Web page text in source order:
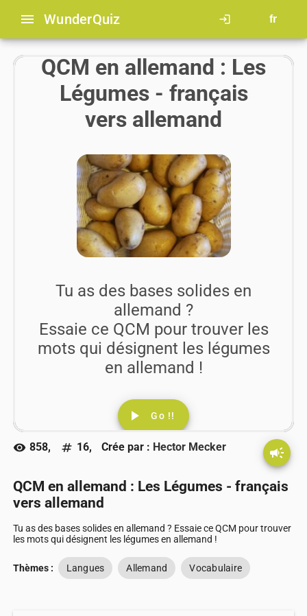
menu WunderQuiz login fr
QCM en allemand : Les
Légumes - français
vers allemand
Tu as des bases solides en
allemand ?
Essaie ce QCM pour trouver les
mots qui désignent les légumes
en allemand !
play_arrow Go !!
visibility 858, numbers 16, Crée par : Hector Mecker campaign
QCM en allemand : Les Légumes - français
vers allemand
Tu as des bases solides en allemand ? Essaie ce QCM pour trouver
les mots qui désignent les légumes en allemand !
Thèmes : Langues Allemand Vocabulaire